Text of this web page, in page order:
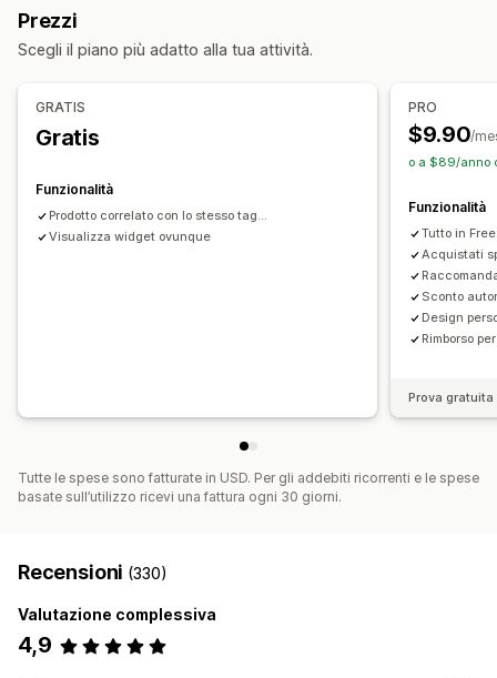
Upselling nella pagina del prodotto
Upselling nella pagina di ringraziamento
Prodotti consigliati
Prezzi
Scegli il piano più adatto alla tua attività.
GRATIS
Gratis
Funzionalità
Prodotto correlato con lo stesso tag...
Visualizza widget ovunque
PRO
$9.90/
o a $89/anno
Funzionalità
Tutto in Free
Acquistati
Sconto
Design
Rimborso
Prova
Tutte le spese sono fatturate in USD. Per gli addebiti ricorrenti e le spese
basate sull’utilizzo ricevi una fattura ogni 30 giorni.
Recensioni (330)
Valutazione complessiva
4,9